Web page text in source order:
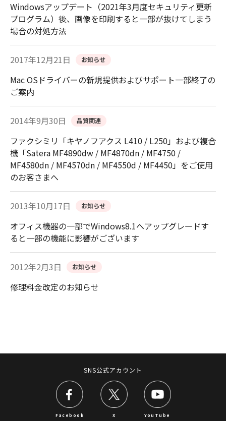
Windowsアップデート（2021年3月度セキュリティ更新
プログラム）後、画像を印刷すると一部が抜けてしまう
場合の対処方法
2017年12月21日 お知らせ
Mac OSドライバーの新規提供およびサポート一部終了の
ご案内
2014年9月30日 品質関連
ファクシミリ「キヤノフアクス L410 / L250」および複合
機「Satera MF4890dw / MF4870dn / MF4750 /
MF4580dn / MF4570dn / MF4550d / MF4450」をご使用
のお客さまへ
2013年10月17日 お知らせ
オフィス機器の一部でWindows8.1へアップグレードす
ると一部の機能に影響がございます
2012年2月3日 お知らせ
修理料金改定のお知らせ
SNS公式アカウント
Facebook X YouTube